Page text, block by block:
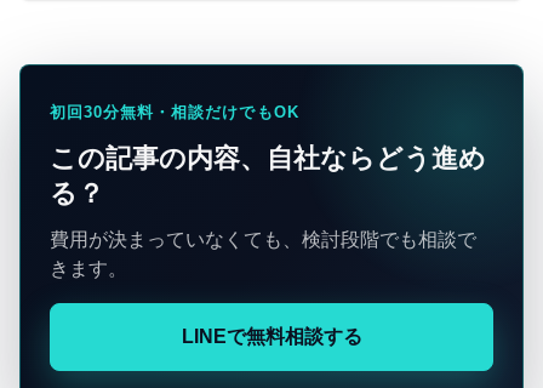
初回30分無料・相談だけでもOK
この記事の内容、自社ならどう進め
る？
費用が決まっていなくても、検討段階でも相談で
きます。
LINEで無料相談する